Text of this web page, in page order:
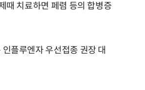
때 치료하면 페렴 등의 합병증
플루엔자 우선접종 권장 대